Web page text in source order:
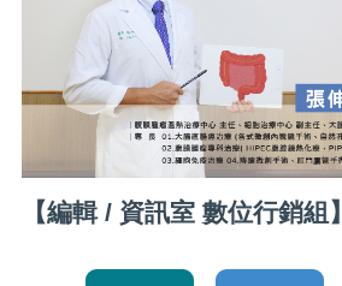
【編輯 / 資訊室 數位行銷組】